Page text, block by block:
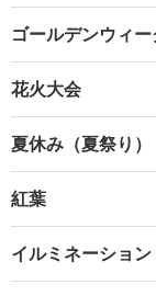
ゴールデンウィー
花火大会
夏休み（夏祭り）
紅葉
イルミネーション